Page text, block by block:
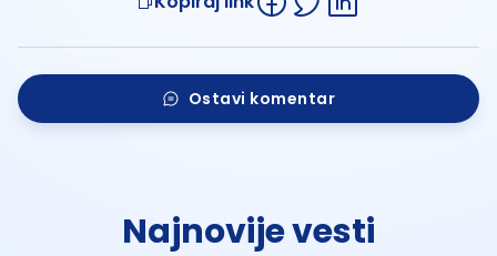
Ostavi komentar
Najnovije vesti